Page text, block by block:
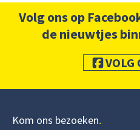
Volg ons op
de nieuwtjes
VOLG
Kom ons bezoeken